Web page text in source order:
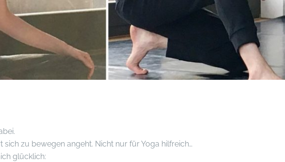
sich zu bewegen angeht. Nicht nur für Yoga hilfreich…
glücklich: